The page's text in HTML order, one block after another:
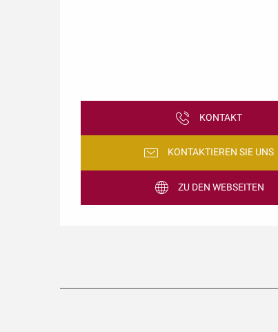
KONTAKT
KONTAKTIEREN SIE UNS
ZU DEN WEBSEITEN